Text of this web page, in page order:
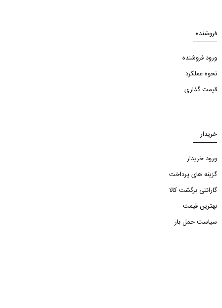
فروشنده
ورود فروشنده
نحوه عملکرد
قیمت گذاری
خریدار
ورود خریدار
گزینه های پرداخت
گارانتی برگشت کالا
بهترین قیمت
سیاست حمل بار